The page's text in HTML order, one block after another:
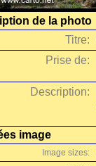
de la photo
Titre:
Prise de:
Description:
image
Image sizes: